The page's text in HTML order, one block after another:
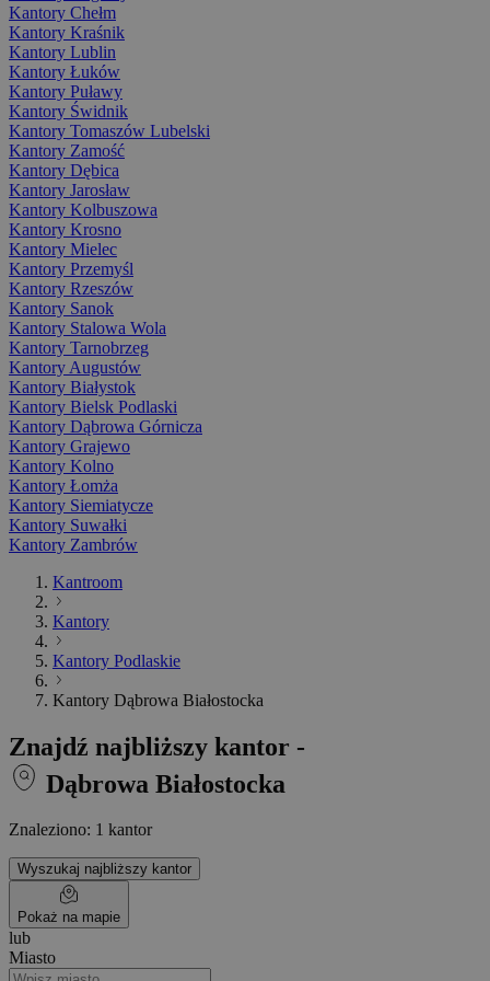
Kantory Chełm
Kantory Kraśnik
Kantory Lublin
Kantory Łuków
Kantory Puławy
Kantory Świdnik
Kantory Tomaszów Lubelski
Kantory Zamość
Kantory Dębica
Kantory Jarosław
Kantory Kolbuszowa
Kantory Krosno
Kantory Mielec
Kantory Przemyśl
Kantory Rzeszów
Kantory Sanok
Kantory Stalowa Wola
Kantory Tarnobrzeg
Kantory Augustów
Kantory Białystok
Kantory Bielsk Podlaski
Kantory Dąbrowa Górnicza
Kantory Grajewo
Kantory Kolno
Kantory Łomża
Kantory Siemiatycze
Kantory Suwałki
Kantory Zambrów
Kantroom
Kantory
Kantory Podlaskie
Kantory Dąbrowa Białostocka
Znajdź najbliższy kantor -
Dąbrowa Białostocka
Znaleziono: 1 kantor
Wyszukaj najbliższy kantor
Pokaż na mapie
lub
Miasto